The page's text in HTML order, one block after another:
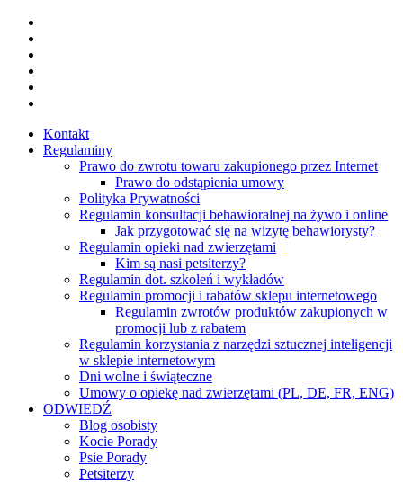
Skip
main
content
Kontakt
Regulaminy
Prawo do zwrotu towaru zakupionego przez Internet
Prawo do odstąpienia umowy
Polityka Prywatności
Regulamin konsultacji behawioralnej na żywo i online
Jak przygotować się na wizytę behawiorysty?
Regulamin opieki nad zwierzętami
Kim są nasi petsiterzy?
Regulamin dot. szkoleń i wykładów
Regulamin promocji i rabatów sklepu internetowego
Regulamin zwrotów produktów zakupionych w
promocji lub z rabatem
Regulamin korzystania z narzędzi sztucznej inteligencji
w sklepie internetowym
Dni wolne i świąteczne
Umowy o opiekę nad zwierzętami (PL, DE, FR, ENG)
ODWIEDŹ
Blog osobisty
Kocie Porady
Psie Porady
Petsiterzy